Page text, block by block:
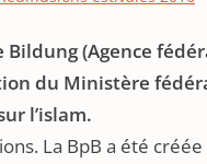
(Agence
du Ministère
l’islam.
La BpB a été